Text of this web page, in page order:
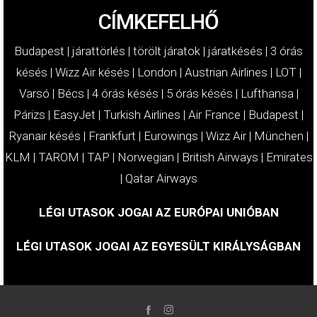
CÍMKEFELHŐ
Budapest | járattörlés | törölt járatok | járatkésés | 3 órás
késés | Wizz Air késés | London | Austrian Airlines | LOT|
Varsó | Bécs | 4 órás késés | 5 órás késés | Lufthansa |
Párizs | EasyJet | Turkish Airlines | Air France | Budapest |
Ryanair késés | Frankfurt | Eurowings | Wizz Air| München |
KLM | TAROM | TAP | Norwegian | British Airways | Emirates
| Qatar Airways
LÉGI UTASOK JOGAI AZ EURÓPAI UNIÓBAN
LÉGI UTASOK JOGAI AZ EGYESÜLT KIRÁLYSÁGBAN